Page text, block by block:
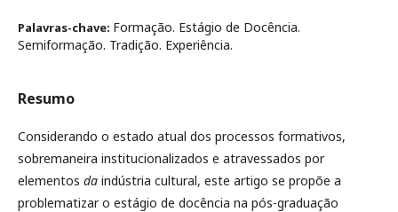
Palavras-chave: Formação. Estágio de Docência.
Semiformação. Tradição. Experiência.
Resumo
Considerando o estado atual dos processos formativos,
sobremaneira institucionalizados e atravessados por
elementos da indústria cultural, este artigo se propõe a
problematizar o estágio de docência na pós-graduação